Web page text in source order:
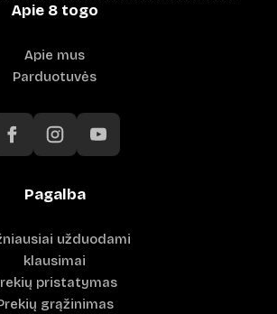
Apie 8 togo
Apie mus
Parduotuvės
Pagalba
užduodami
klausimai
pristatymas
grąžinimas